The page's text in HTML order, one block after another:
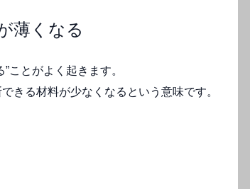
薄くなる
ことがよく起きます。
きる材料が少なくなるという意味です。